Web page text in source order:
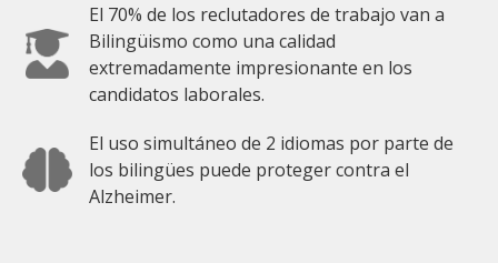
El 70% de los reclutadores de trabajo van a
Bilingüismo como una calidad
extremadamente impresionante en los
candidatos laborales.
El uso simultáneo de 2 idiomas por parte de
los bilingües puede proteger contra el
Alzheimer.